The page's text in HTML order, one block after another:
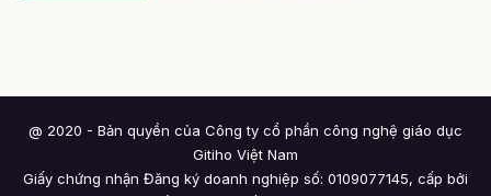
@ 2020 - Bản quyền của Công ty cổ phần công nghệ giáo dục
Gitiho Việt Nam
Giấy chứng nhận Đăng ký doanh nghiệp số: 0109077145, cấp bởi